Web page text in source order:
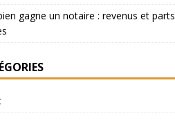
gagne un notaire : revenus et parts